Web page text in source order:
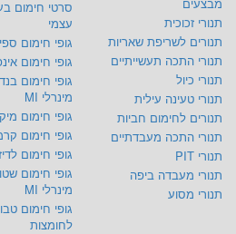
תנורי זכוכית
תנורים לשריפת שאריות
תנורי התכה תעשייתיים
תנורי כיול
תנורי טעינה עילית
תנורים לחימום חביות
תנורי התכה מעבדתיים
תנורי PIT
תנורי מעבדה ביפה
תנורי מסוע
סרטי חימום
עצמי
גופי חימום
גופי חימום
גופי חימום
מינרלי MI
גופי חימום
גופי חימום
גופי חימום
גופי חימום
מינרלי MI
גופי חימום
לחומצות